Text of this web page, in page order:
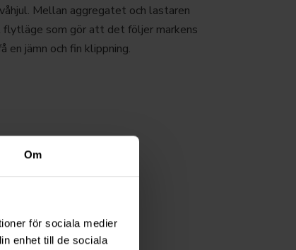
Om
för sociala medier
enhet till de sociala
Mellan aggregatet och lastaren
som gör att det följer markens
en jämn och fin klippning.